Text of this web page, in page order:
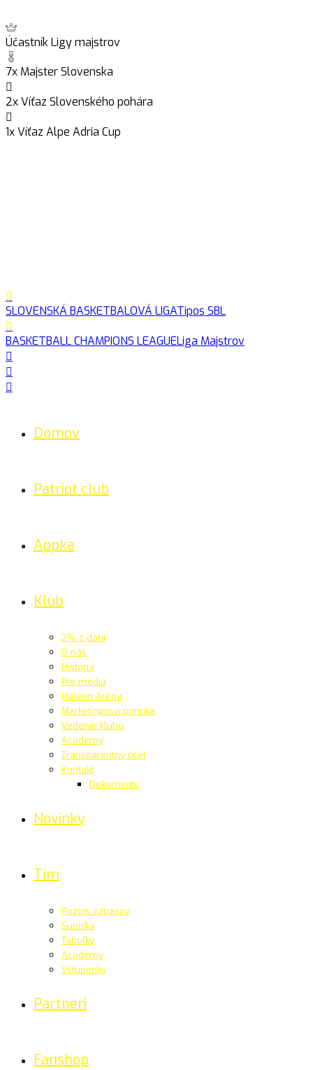
Účastník Ligy majstrov
7x Majster Slovenska
2x Víťaz Slovenského pohára
1x Víťaz Alpe Adria Cup
SLOVENSKÁ BASKETBALOVÁ LIGATipos SBL
BASKETBALL CHAMPIONS LEAGUELiga Majstrov
Domov
Patriot club
Appka
Klub
2% z daní
O nás
História
Pre médiá
Haleon Aréna
Marketingová ponuka
Vedenie klubu
Academy
Transparentný účet
Kontakt
Dokumenty
Novinky
Tím
Rozpis zápasov
Súpiska
Tabuľky
Academy
Vstupenky
Partneri
Fanshop